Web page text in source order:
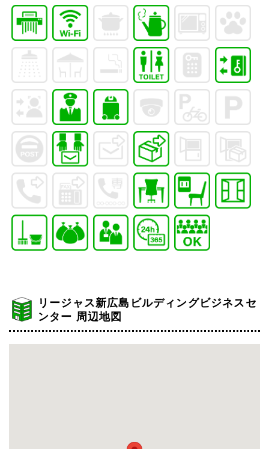
リージャス新広島ビルディングビジネスセ
ンター 周辺地図